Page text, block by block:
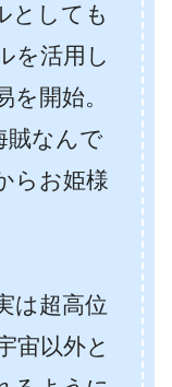
としても
を活用し
開始。
賊なんで
らお姫様
は超高位
宙以外と